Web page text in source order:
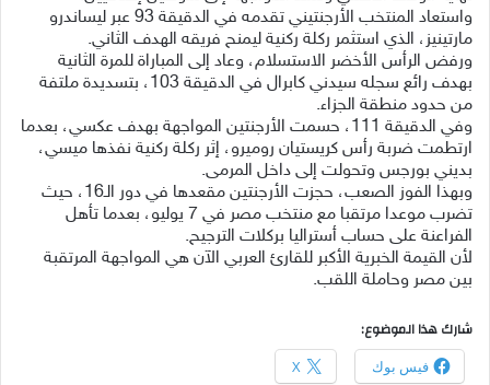
واستعاد المنتخب الأرجنتيني تقدمه في الدقيقة 93 عبر ليساندرو
مارتينيز، الذي استثمر ركلة ركنية ليمنح فريقه الهدف الثاني.
ورفض الرأس الأخضر الاستسلام، وعاد إلى المباراة للمرة الثانية
بهدف رائع سجله سيدني كابرال في الدقيقة 103، بتسديدة ملتفة
من حدود منطقة الجزاء.
وفي الدقيقة 111، حسمت الأرجنتين المواجهة بهدف عكسي، بعدما
ارتطمت ضربة رأس كريستيان روميرو، إثر ركلة ركنية نفذها ميسي،
بديني بورجس وتحولت إلى داخل المرمى.
وبهذا الفوز الصعب، حجزت الأرجنتين مقعدها في دور الـ16، حيث
تضرب موعدا مرتقبا مع منتخب مصر في 7 يوليو، بعدما تأهل
الفراعنة على حساب أستراليا بركلات الترجيح.
لأن القيمة الخبرية الأكبر للقارئ العربي الآن هي المواجهة المرتقبة
بين مصر وحاملة اللقب.
شارك هذا الموضوع:
فيس بوك X